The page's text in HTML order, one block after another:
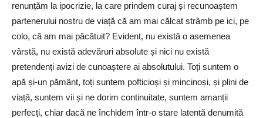
renunțăm la ipocrizie, la care prindem curaj și recunoaștem
partenerului nostru de viață că am mai călcat strâmb pe ici, pe
colo, că am mai păcătuit? Evident, nu există o asemenea
vârstă, nu există adevăruri absolute și nici nu există
pretendenți avizi de cunoaștere ai absolutului. Toți suntem o
apă și-un pământ, toți suntem pofticioși și mincinoși, și plini de
viață, suntem vii și ne dorim continuitate, suntem amanții
perfecți, chiar dacă ne închidem într-o stare latentă denumită